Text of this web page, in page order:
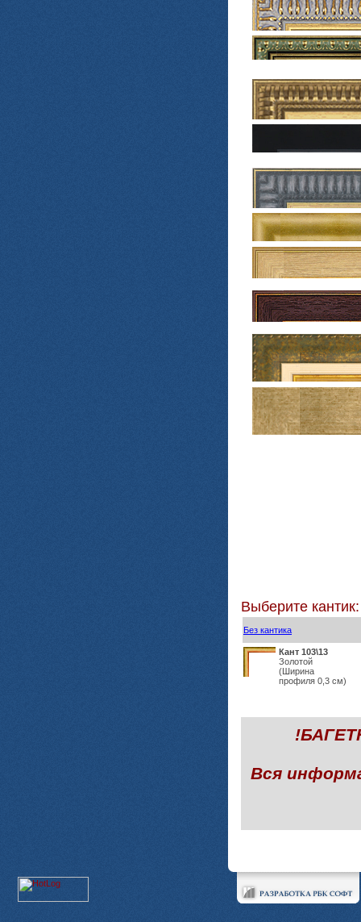
Выберите кантик:
Без кантика
Кант 103\13
Золотой
(Ширина
профиля 0,3 см)
Вся